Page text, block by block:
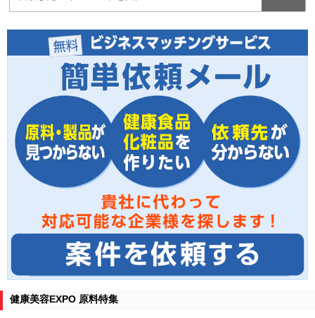
健康美容EXPO 原料特集